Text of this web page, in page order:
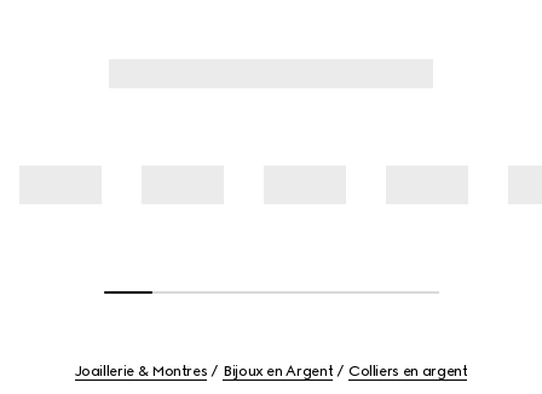
Joaillerie & Montres Bijoux en Argent Colliers en argent